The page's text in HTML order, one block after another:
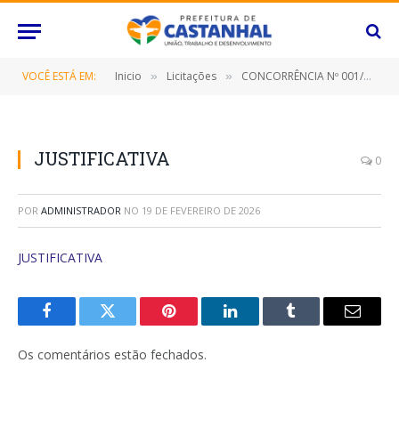
VOCÊ ESTÁ EM: Inicio » Licitações » CONCORRÊNCIA Nº 001/2023 (Prestação de serviço de drenagem e pavimentação asfáltica de vias urbanas no Bairro Santa Catarina)
JUSTIFICATIVA 0
POR ADMINISTRADOR NO 19 DE FEVEREIRO DE 2026
JUSTIFICATIVA
FacebookTwitter Pinterest O
Tumblr
E-
Os comentários estão fechados.